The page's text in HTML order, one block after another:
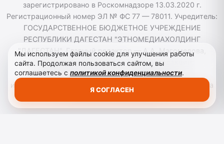
зарегистрировано в Роскомнадзоре 13.03.2020 г.
Регистрационный номер ЭЛ № ФС 77 — 78011. Учредитель:
ГОСУДАРСТВЕННОЕ БЮДЖЕТНОЕ УЧРЕЖДЕНИЕ
РЕСПУБЛИКИ ДАГЕСТАН "ЭТНОМЕДИАХОЛДИНГ
"ДАГЕСТАН". Главный редактор — А.А. Магомедова,
vestiagul@etnomediadag.ru Телефон редакции:
+79898808732 Телефон: +79289864883. При
использовании материалов сайта активная гиперссылка
Мы используем файлы cookie для улучшения работы
сайта. Продолжая пользоваться сайтом, вы
соглашаетесь с политикой конфиденциальности.
Я СОГЛАСЕН